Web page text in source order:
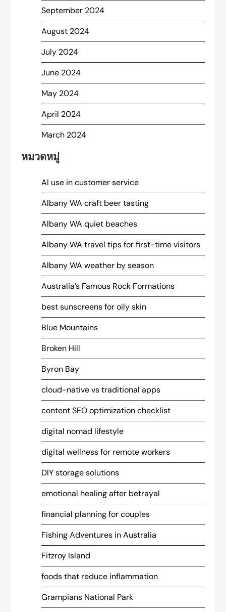
September 2024
August 2024
July 2024
June 2024
May 2024
April 2024
March 2024
หมวดหมู่
AI use in customer service
Albany WA craft beer tasting
Albany WA quiet beaches
Albany WA travel tips for first-time visitors
Albany WA weather by season
Australia’s Famous Rock Formations
best sunscreens for oily skin
Blue Mountains
Broken Hill
Byron Bay
cloud-native vs traditional apps
content SEO optimization checklist
digital nomad lifestyle
digital wellness for remote workers
DIY storage solutions
emotional healing after betrayal
financial planning for couples
Fishing Adventures in Australia
Fitzroy Island
foods that reduce inflammation
Grampians National Park